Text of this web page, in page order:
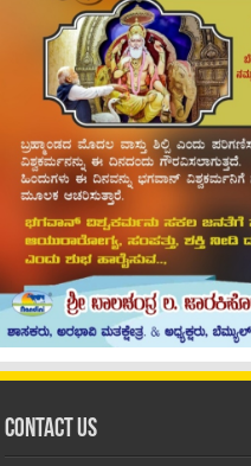
Contact Us